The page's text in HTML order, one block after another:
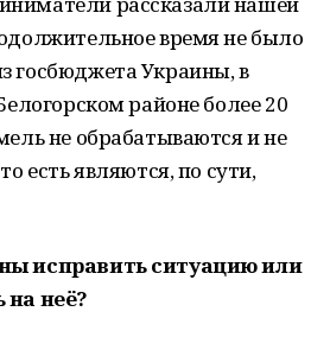
время не было
госбюджета Украины, в
районе более 20
не обрабатываются и не
есть являются, по сути,
исправить ситуацию или
на неё?